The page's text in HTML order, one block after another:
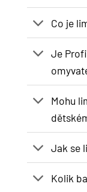
Co je
Je
Mohu
Jak se
Kolik